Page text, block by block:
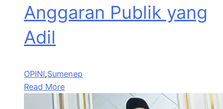
Anggaran Publik yang
Adil
OPINI,Sumenep
Read More